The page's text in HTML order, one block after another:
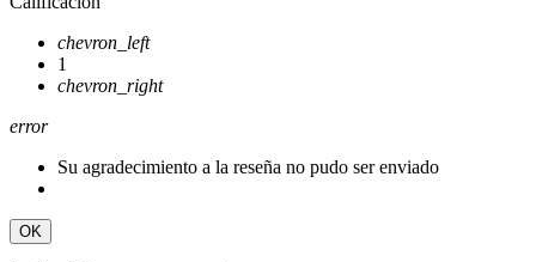
chevron_left
1
chevron_right
error
Su agradecimiento a la reseña no pudo ser enviado
OK